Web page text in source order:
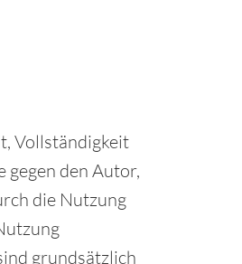
Vollständigkeit
den Autor,
die Nutzung
grundsätzlich